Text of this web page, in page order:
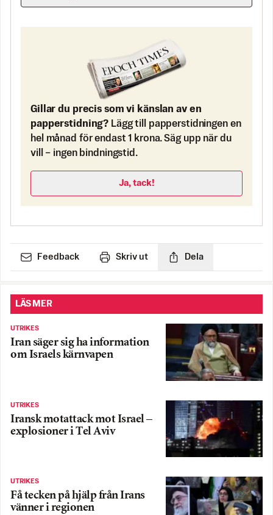
Gillar du precis som vi känslan av en
papperstidning? Lägg till papperstidningen en
hel månad för endast 1 krona. Säg upp när du
vill – ingen bindningstid.
Ja, tack!
Feedback Skriv ut Dela
LÄS MER
UTRIKES
Iran säger sig ha information
om Israels kärnvapen
UTRIKES
Iransk motattack mot Israel –
explosioner i Tel Aviv
UTRIKES
Få tecken på hjälp från Irans
vänner i regionen